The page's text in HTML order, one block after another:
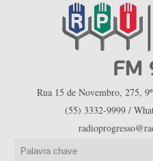
Rua 15 de Novembro, 275,
(55) 3332-9999 /